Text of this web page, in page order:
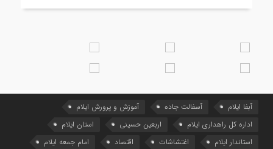
آبفا ایلام آسفالت جاده
آموزش و پرورش ایلام
اداره کل راهداری ایلام
اربعین حسینی
استان ایلام
استاندار ایلام
اغتشاشات اقتصاد
امام جمعه ایلام